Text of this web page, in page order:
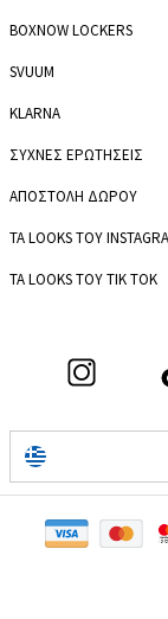
BOXNOW LOCKERS
SVUUM
KLARNA
ΣΥΧΝΕΣ ΕΡΩΤΗΣΕΙΣ
ΑΠΟΣΤΟΛΗ ΔΩΡΟΥ
ΤΑ LOOKS ΤΟΥ
ΤΑ LOOKS ΤΟΥ TIK TOK